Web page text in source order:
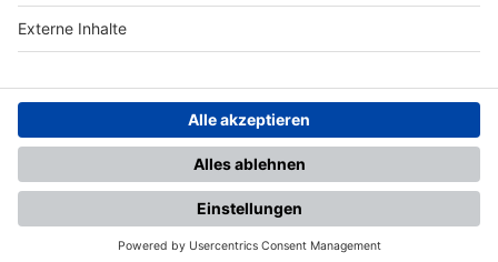
Nutzungsbedingungen Datenschutz Impressum